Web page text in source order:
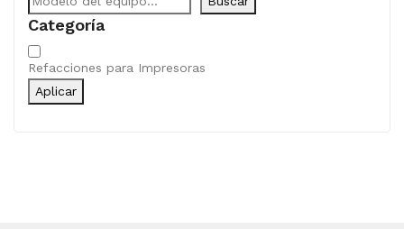
Categoría
Categoría
Refacciones para Impresoras
Aplicar